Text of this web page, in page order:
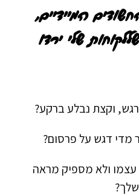
המיידיים,
שלי ירדו
וקצת נבלע ברקע?
מדי דגש על פרסום?
עצמו ולא מספיק מראה